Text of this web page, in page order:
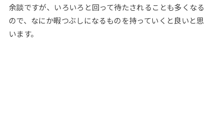
余談ですが、いろいろと回って待たされることも多くなる
ので、なにか暇つぶしになるものを持っていくと良いと思
います。